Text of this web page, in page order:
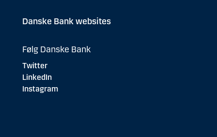
Danske Bank websites
Følg Danske Bank
Twitter
LinkedIn
Instagram